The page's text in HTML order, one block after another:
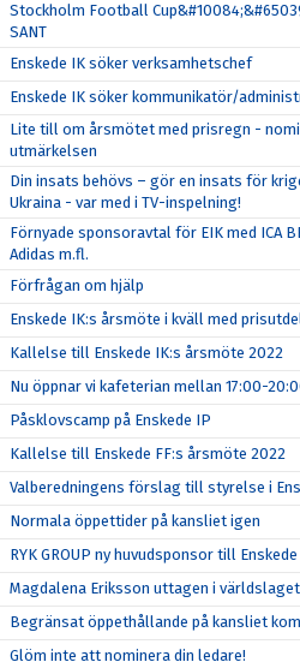
Stockholm Football
SANT
Enskede IK söker verksamhetschef
Enskede IK söker kommunikatör/
Lite till om årsmötet med prisregn -
utmärkelsen
Din insats behövs – gör en insats för
Ukraina - var med i TV-inspelning!
Förnyade sponsoravtal för EIK med ICA
Adidas m.fl.
Förfrågan om hjälp
Enskede IK:s årsmöte i kväll med
Kallelse till Enskede IK:s årsmöte 2022
Nu öppnar vi kafeterian mellan 17:00-
Påsklovscamp på Enskede IP
Kallelse till Enskede FF:s årsmöte 2022
Valberedningens förslag till styrelse i
Normala öppettider på kansliet igen
RYK GROUP ny huvudsponsor till
Magdalena Eriksson uttagen i världslaget
Begränsat öppethållande på kansliet
Glöm inte att nominera din ledare!